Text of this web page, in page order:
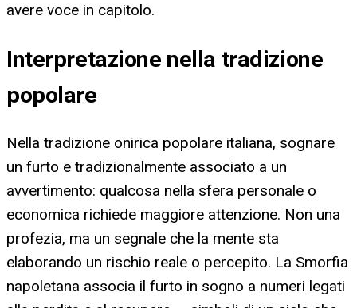
avere voce in capitolo.
Interpretazione nella tradizione
popolare
Nella tradizione onirica popolare italiana, sognare
un furto e tradizionalmente associato a un
avvertimento: qualcosa nella sfera personale o
economica richiede maggiore attenzione. Non una
profezia, ma un segnale che la mente sta
elaborando un rischio reale o percepito. La Smorfia
napoletana associa il furto in sogno a numeri legati